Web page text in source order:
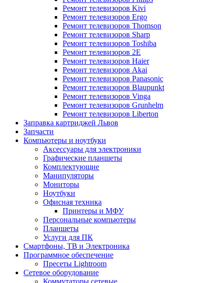
Ремонт телевизоров Kivi
Ремонт телевизоров Ergo
Ремонт телевизоров Thomson
Ремонт телевизоров Sharp
Ремонт телевизоров Toshiba
Ремонт телевизоров 2E
Ремонт телевизоров Haier
Ремонт телевизоров Akai
Ремонт телевизоров Panasonic
Ремонт телевизоров Blaupunkt
Ремонт телевизоров Vinga
Ремонт телевизоров Grunhelm
Ремонт телевизоров Liberton
Заправка картриджей Львов
Запчасти
Компьютеры и ноутбуки
Аксессуары для электроники
Графические планшеты
Комплектующие
Манипуляторы
Мониторы
Ноутбуки
Офисная техника
Принтеры и МФУ
Персональные компьютеры
Планшеты
Услуги для ПК
Смартфоны, ТВ и Электроника
Программное обеспечение
Пресеты Lightroom
Сетевое оборудование